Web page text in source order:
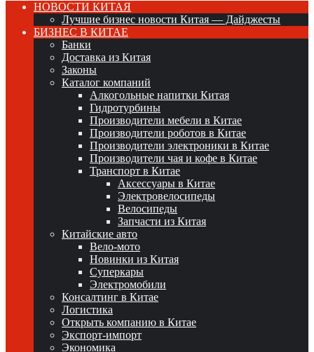
НОВОСТИ КИТАЯ
Лучшие бизнес новости Китая — Дайджесты
БИЗНЕС В КИТАЕ
Банки
Доставка из Китая
Законы
Каталог компаний
Алкогольные напитки Китая
Гидротурбины
Производители мебели в Китае
Производители роботов в Китае
Производители электроники в Китае
Производители чая и кофе в Китае
Транспорт в Китае
Аксессуары в Китае
Электровелосипеды
Велосипеды
Запчасти из Китая
Китайские авто
Вело-мото
Новинки из Китая
Суперкары
Электромобили
Консалтинг в Китае
Логистика
Открыть компанию в Китае
Экспорт-импорт
Экономика